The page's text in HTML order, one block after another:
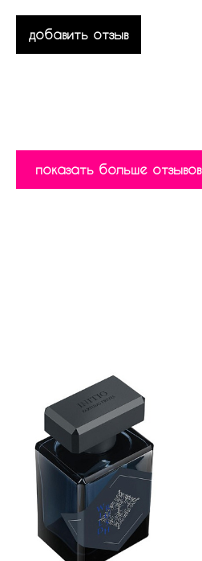
добавить отзыв
показать больше отзывов